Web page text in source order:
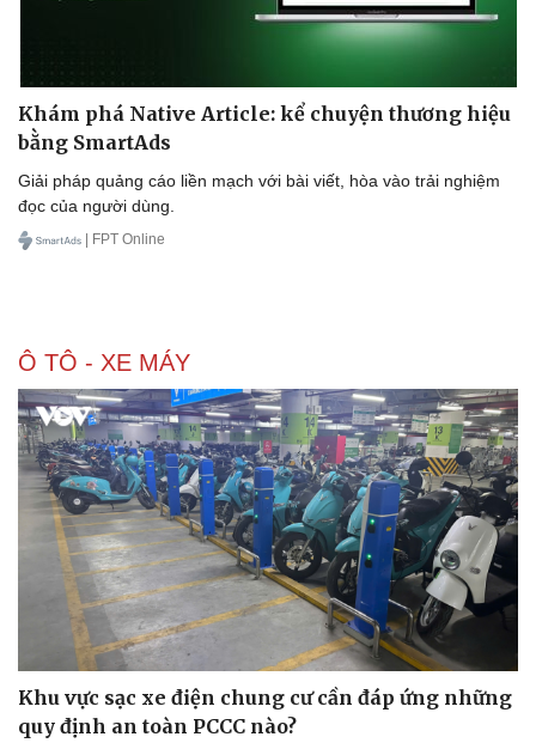
Doanh nghiệp
Thông tin doanh nghiệp
Doanh nghiệp 24h
Doanh nhân
Công nghệ
Sành điệu
Tin Công nghệ
Trải nghiệm
Chuyển đổi số
Khám phá Native Article: kể chuyện thương hiệu
bằng SmartAds
Giải pháp quảng cáo liền mạch với bài viết, hòa vào trải nghiệm
đọc của người dùng.
| FPT Online
Ô TÔ - XE MÁY
Khu vực sạc xe điện chung cư cần đáp ứng những
quy định an toàn PCCC nào?